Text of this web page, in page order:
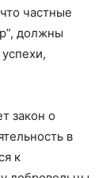
частные
должны
закон о
в
к